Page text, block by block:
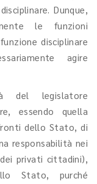
Dunque,
le funzioni
disciplinare
agire
del legislatore
essendo quella
dello Stato, di
responsabilità nei
privati cittadini),
Stato, purché